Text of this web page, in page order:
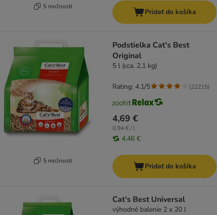
5 možností
Pridať do košíka
5 možností
Podstielka Cat's Best
Original
5 l (cca. 2,1 kg)
4,69 €
0,94 € / l
4,46 €
Rating: 4.1/5 (22215)
Pridať do košíka
Cat's Best Universal
výhodné balenie 2 x 20 l